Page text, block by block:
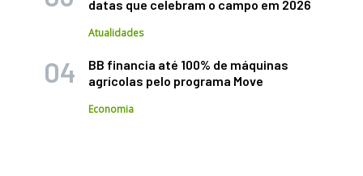
datas que celebram o campo em 2026
Atualidades
BB financia até 100% de máquinas
agrícolas pelo programa Move
Economia